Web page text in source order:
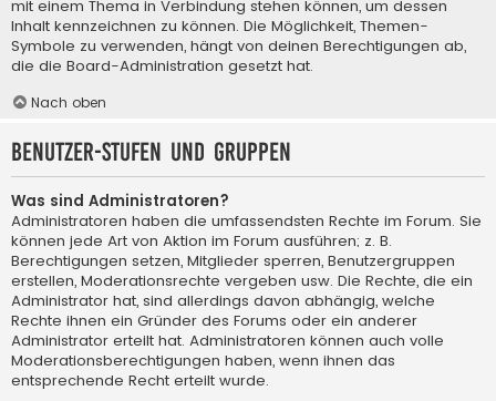
mit einem Thema in Verbindung stehen können, um dessen
Inhalt kennzeichnen zu können. Die Möglichkeit, Themen-
Symbole zu verwenden, hängt von deinen Berechtigungen ab,
die die Board-Administration gesetzt hat.
Nach oben
Benutzer-Stufen und Gruppen
Was sind Administratoren?
Administratoren haben die umfassendsten Rechte im Forum. Sie
können jede Art von Aktion im Forum ausführen; z. B.
Berechtigungen setzen, Mitglieder sperren, Benutzergruppen
erstellen, Moderationsrechte vergeben usw. Die Rechte, die ein
Administrator hat, sind allerdings davon abhängig, welche
Rechte ihnen ein Gründer des Forums oder ein anderer
Administrator erteilt hat. Administratoren können auch volle
Moderationsberechtigungen haben, wenn ihnen das
entsprechende Recht erteilt wurde.